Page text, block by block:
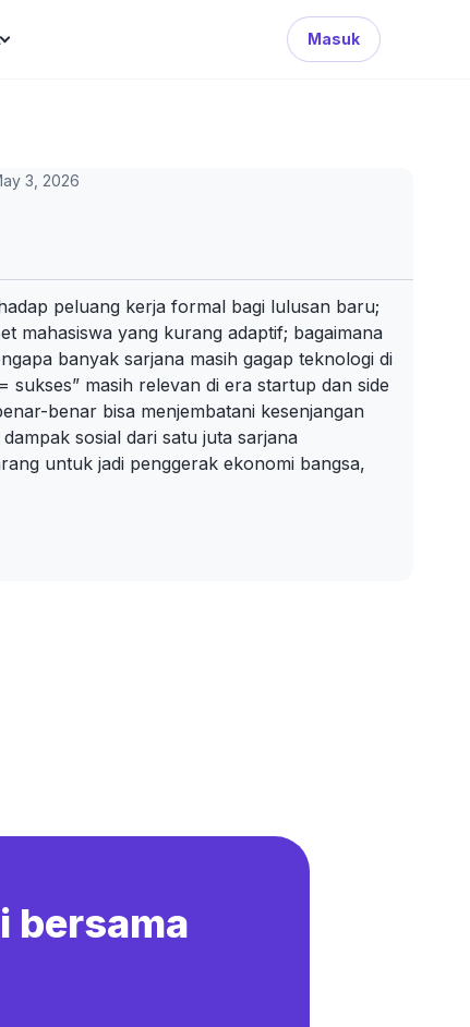
Masuk
Search Button
3, 2026
peluang kerja formal bagi lulusan baru;
mahasiswa yang kurang adaptif; bagaimana
banyak sarjana masih gagap teknologi di
masih relevan di era startup dan side
benar bisa menjembatani kesenjangan
sosial dari satu juta sarjana
untuk jadi penggerak ekonomi bangsa,
bersama